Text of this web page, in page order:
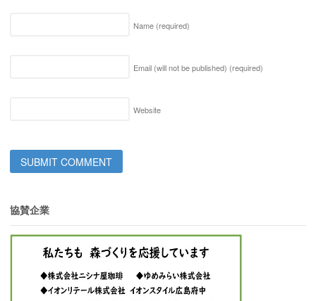
Name (required)
Email (will not be published) (required)
Website
協賛企業